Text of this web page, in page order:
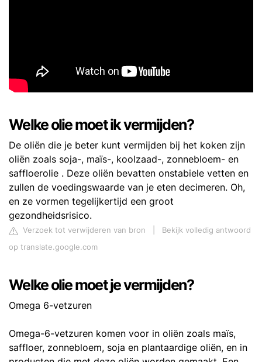
Welke olie moet ik vermijden?
De oliën die je beter kunt vermijden bij het koken zijn
oliën zoals soja-, maïs-, koolzaad-, zonnebloem- en
saffloerolie . Deze oliën bevatten onstabiele vetten en
zullen de voedingswaarde van je eten decimeren. Oh,
en ze vormen tegelijkertijd een groot
gezondheidsrisico.
Verzoek tot verwijderen van bron
Bekijk volledig antwoord
op translate.google.com
Welke olie moet je vermijden?
Omega 6-vetzuren
Omega-6-vetzuren komen voor in oliën zoals maïs,
saffloer, zonnebloem, soja en plantaardige oliën, en in